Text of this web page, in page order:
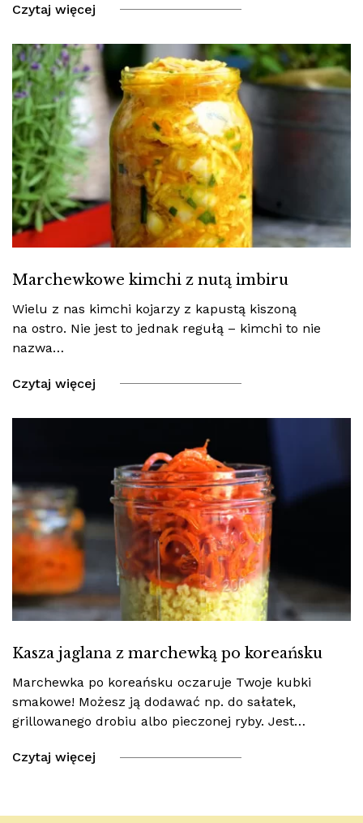
Czytaj więcej
Marchewkowe kimchi z nutą imbiru
Wielu z nas kimchi kojarzy z kapustą kiszoną
na ostro. Nie jest to jednak regułą – kimchi to nie
nazwa…
Czytaj więcej
Kasza jaglana z marchewką po koreańsku
Marchewka po koreańsku oczaruje Twoje kubki
smakowe! Możesz ją dodawać np. do sałatek,
grillowanego drobiu albo pieczonej ryby. Jest…
Czytaj więcej